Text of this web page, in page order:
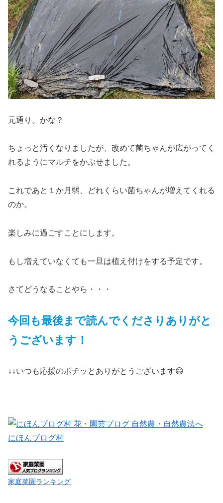
元通り。かな？
ちょっと汚くなりましたが、改めて菌ちゃんが広がってく
れるようにマルチをかぶせました。
これであと１か月弱、どれくらい菌ちゃんが増えてくれる
のか。
楽しみに過ごすことにします。
もし増えていなくても一旦は植え付けをする予定です。
さてどうなることやら・・・
今回も最後まで読んでくださりありがと
うございます！
↓↓いつも応援のポチッとありがとうございます😄
にほんブログ村
家庭菜園ランキング